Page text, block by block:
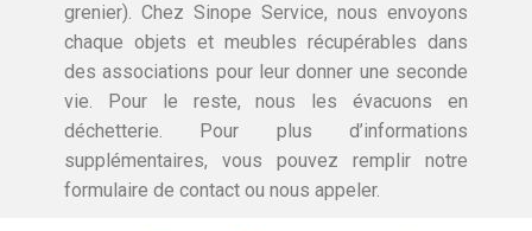
grenier). Chez Sinope Service, nous envoyons
chaque objets et meubles récupérables dans
des associations pour leur donner une seconde
vie. Pour le reste, nous les évacuons en
déchetterie. Pour plus d’informations
supplémentaires, vous pouvez remplir notre
formulaire de contact ou nous appeler.